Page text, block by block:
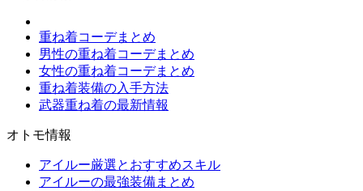
重ね着コーデまとめ
男性の重ね着コーデまとめ
女性の重ね着コーデまとめ
重ね着装備の入手方法
武器重ね着の最新情報
オトモ情報
アイルー厳選とおすすめスキル
アイルーの最強装備まとめ